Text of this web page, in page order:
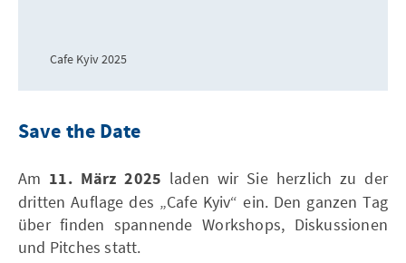
Cafe Kyiv 2025
Save the Date
Am 11. März 2025 laden wir Sie herzlich zu der
dritten Auflage des „Cafe Kyiv“ ein. Den ganzen Tag
über finden spannende Workshops, Diskussionen
und Pitches statt.